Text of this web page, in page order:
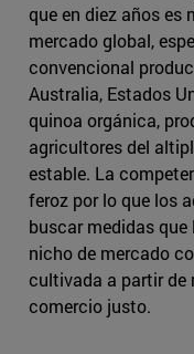
que en diez años es
mercado global,
convencional
Australia, Estados
quinoa orgánica,
agricultores del
estable. La
feroz por lo que los
buscar medidas
nicho de mercado
cultivada a partir de
comercio justo.